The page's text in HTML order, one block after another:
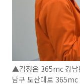
▲김정은 365mc 강남
남구 도산대로 365mc